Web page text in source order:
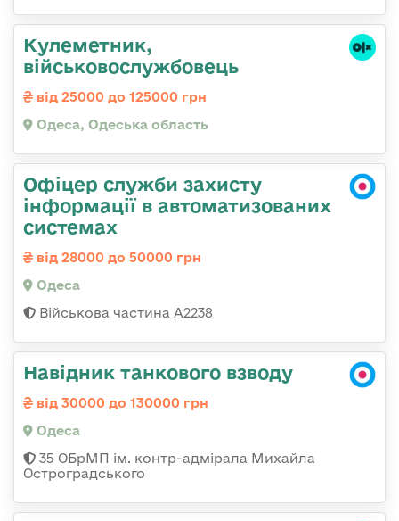
Кулеметник,
військовослужбовець
від 25000 до 125000 грн
Одеса, Одеська область
Офіцер служби захисту
інформації в автоматизованих
системах
від 28000 до 50000 грн
Одеса
Військова частина А2238
Навідник танкового взводу
від 30000 до 130000 грн
Одеса
35 ОБрМП ім. контр-адмірала Михайла
Остроградського